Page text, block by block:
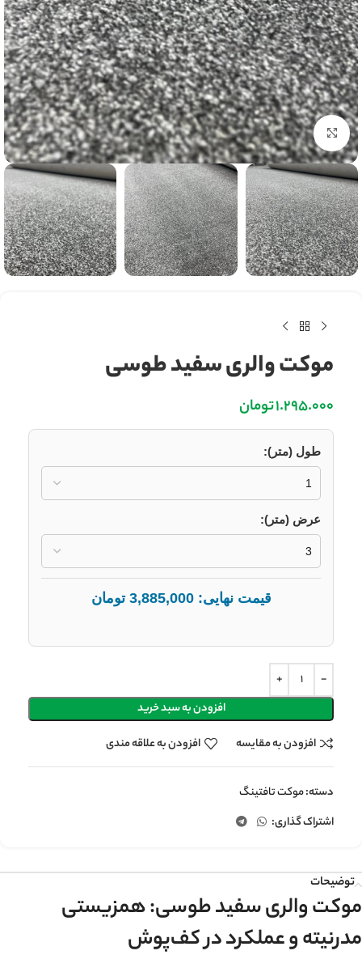
بزرگنمایی تصویر
موکت والری سفید طوسی
1.295.000تومان
طول (متر):
عرض (متر):
قیمت نهایی:3,885,000 تومان
افزودن به سبد خرید
افزودن به مقایسه
افزودن به علاقه مندی
دسته:موکت تافتینگ
اشتراک گذاری:
توضیحات
موکت والری سفید طوسی: همزیستی
مدرنیته و عملکرد در کف‌پوش